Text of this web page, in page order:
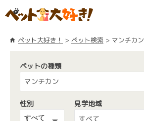
ペット大好き！ ペット検索 マンチカン
ペットの種類
マンチカン
性別
見学地域
すべて